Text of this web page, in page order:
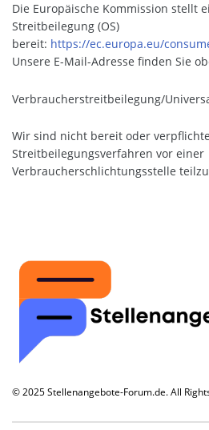
Die Europäische Kommission stellt
Streitbeilegung (OS)
bereit: https://ec.europa.eu/
Unsere E-Mail-Adresse finden Sie
Verbraucher­streit­beilegung/
Wir sind nicht bereit oder
Streitbeilegungsverfahren vor einer
Verbraucherschlichtungsstelle
© 2025 Stellenangebote-Forum.de. All